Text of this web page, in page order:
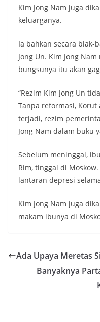
Kim Jong Nam juga
keluarganya.
Ia bahkan secara blak-
Jong Un. Kim Jong
bungsunya itu akan
“Rezim Kim Jong Un
Tanpa reformasi,
terjadi, rezim
Jong Nam dalam buku
Sebelum meninggal,
Rim, tinggal di
lantaran depresi
Kim Jong Nam juga
makam ibunya di
Ada Upaya Meretas
Banyaknya